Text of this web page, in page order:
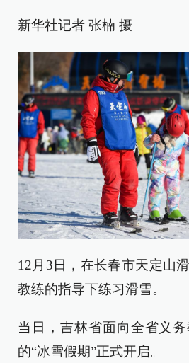
新华社记者 张楠 摄
12月3日，在长春市天定山
教练的指导下练习滑雪。
当日，吉林省面向全省义
的“冰雪假期”正式开启。